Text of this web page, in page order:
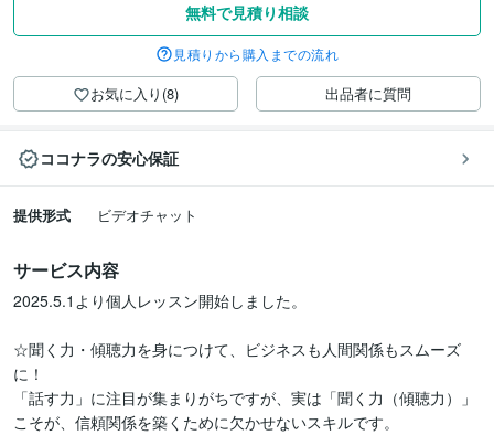
無料で見積り相談
見積りから購入までの流れ
お気に入り(8) 出品者に質問
ココナラの安心保証
提供形式 ビデオチャット
サービス内容
2025.5.1より個人レッスン開始しました。
☆聞く力・傾聴力を身につけて、ビジネスも人間関係もスムーズ
に！
「話す力」に注目が集まりがちですが、実は「聞く力（傾聴力）」
こそが、信頼関係を築くために欠かせないスキルです。